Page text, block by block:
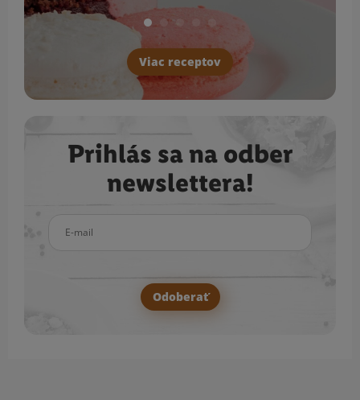
Viac receptov
Prihlás sa na odber
newslettera!
Odoberať